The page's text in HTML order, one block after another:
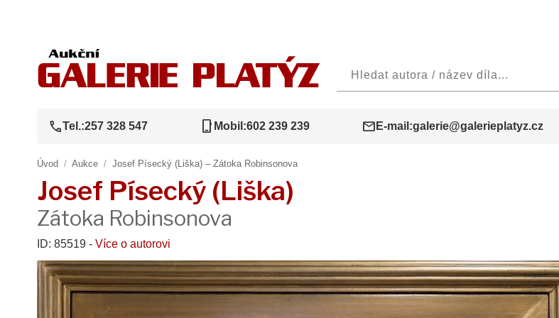
callTel.:257 328 547 phone_iphone Mobil:602 239 239 mail E-mail:galerie@galerieplatyz.cz
Úvod / Aukce / Josef Písecký (Liška) – Zátoka Robinsonova
Josef Písecký (Liška)
Zátoka Robinsonova
ID: 85519 - Více o autorovi